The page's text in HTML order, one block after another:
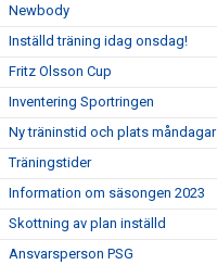
Newbody
Inställd träning idag onsdag!
Fritz Olsson Cup
Inventering Sportringen
Ny träninstid och plats måndagar
Träningstider
Information om säsongen 2023
Skottning av plan inställd
Ansvarsperson PSG